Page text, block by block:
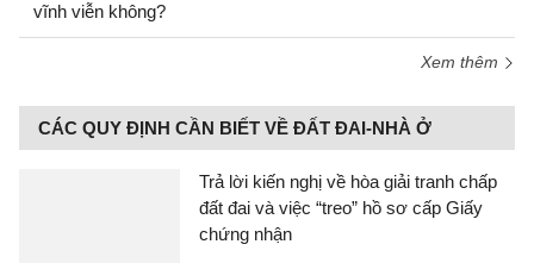
vĩnh viễn không?
Xem thêm
CÁC QUY ĐỊNH CẦN BIẾT VỀ ĐẤT ĐAI-NHÀ Ở
Trả lời kiến nghị về hòa giải tranh chấp
đất đai và việc “treo” hồ sơ cấp Giấy
chứng nhận